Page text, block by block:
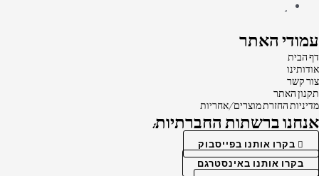
עמודי האתר
דף הבית
אודותינו
צור קשר
תקנון האתר
מדיניות החזרת מוצרים/אחריות
אנחנו ברשתות החברתיות:
בקרו אותנו בפייסבוק
בקרו אותנו באינסטרגם